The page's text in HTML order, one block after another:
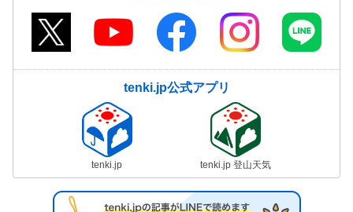
tenki.jp公式アプリ
tenki.jp tenki.jp 登山天気